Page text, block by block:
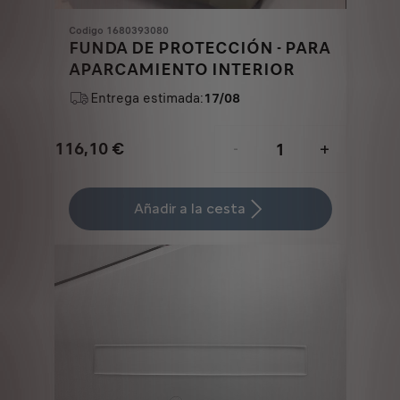
Codigo 1680393080
FUNDA DE PROTECCIÓN - PARA
APARCAMIENTO INTERIOR
Entrega estimada:17/08
116,10 €
Price
116,10
-
+
Quantity
updated
Añadir a la cesta